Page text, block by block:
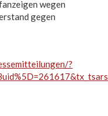
wegen
gegen
?